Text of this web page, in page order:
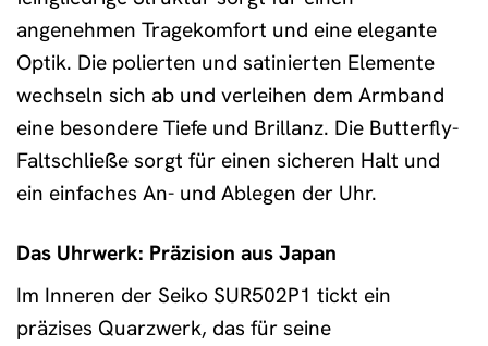
angenehmen Tragekomfort und eine elegante
Optik. Die polierten und satinierten Elemente
wechseln sich ab und verleihen dem Armband
eine besondere Tiefe und Brillanz. Die Butterfly-
Faltschließe sorgt für einen sicheren Halt und
ein einfaches An- und Ablegen der Uhr.
Das Uhrwerk: Präzision aus Japan
Im Inneren der Seiko SUR502P1 tickt ein
präzises Quarzwerk, das für seine